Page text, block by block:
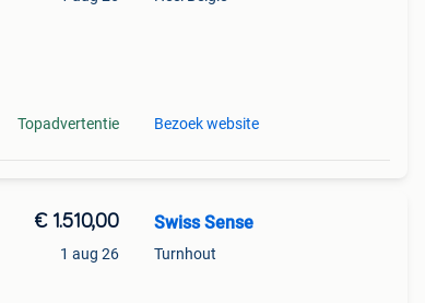
Topadvertentie Bezoek website
€ 1.510,00
1 aug 26
Swiss Sense
Turnhout